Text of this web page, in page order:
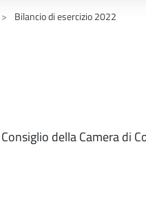
Bilancio di esercizio 2022
della Camera di